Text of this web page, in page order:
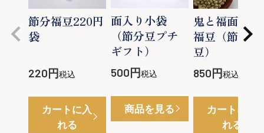
節分福豆220円
袋
220 税込
カートに入
れる
面入り小袋
（節分豆プチ
ギフト）
500 税込
商品を見る
鬼と福面入り
福豆（節分
豆）
850 税込
カートに入
れる